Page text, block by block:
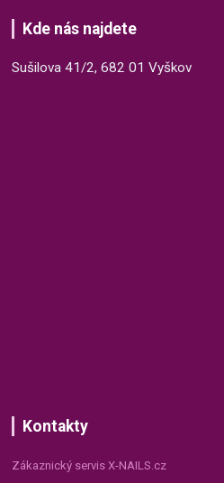
Kde nás najdete
Sušilova 41/2, 682 01 Vyškov
Kontakty
Zákaznický servis X-NAILS.cz